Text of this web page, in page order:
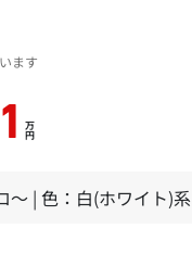
ます
万
円
| 色：白(ホワイト)